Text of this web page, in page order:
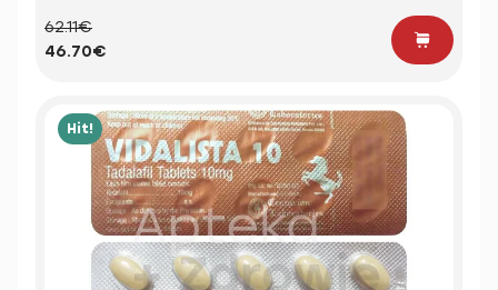
62.11€
46.70€
Hit!